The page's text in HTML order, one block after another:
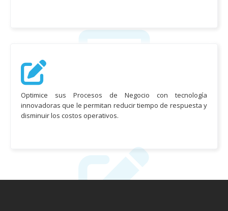
Optimice sus Procesos de Negocio con tecnología
innovadoras que le permitan reducir tiempo de respuesta y
disminuir los costos operativos.